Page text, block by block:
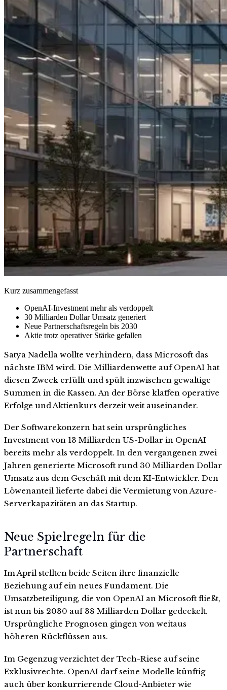
Kurz zusammengefasst
OpenAI-Investment mehr als verdoppelt
30 Milliarden Dollar Umsatz generiert
Neue Partnerschaftsregeln bis 2030
Aktie trotz operativer Stärke gefallen
Satya Nadella wollte verhindern, dass Microsoft das
nächste IBM wird. Die Milliardenwette auf OpenAI hat
diesen Zweck erfüllt und spült inzwischen gewaltige
Summen in die Kassen. An der Börse klaffen operative
Erfolge und Aktienkurs derzeit weit auseinander.
Der Softwarekonzern hat sein ursprüngliches
Investment von 13 Milliarden US-Dollar in OpenAI
bereits mehr als verdoppelt. In den vergangenen zwei
Jahren generierte Microsoft rund 30 Milliarden Dollar
Umsatz aus dem Geschäft mit dem KI-Entwickler. Den
Löwenanteil lieferte dabei die Vermietung von Azure-
Serverkapazitäten an das Startup.
Neue Spielregeln für die
Partnerschaft
Im April stellten beide Seiten ihre finanzielle
Beziehung auf ein neues Fundament. Die
Umsatzbeteiligung, die von OpenAI an Microsoft fließt,
ist nun bis 2030 auf 38 Milliarden Dollar gedeckelt.
Ursprüngliche Prognosen gingen von weitaus
höheren Rückflüssen aus.
Im Gegenzug verzichtet der Tech-Riese auf seine
Exklusivrechte. OpenAI darf seine Modelle künftig
auch über konkurrierende Cloud-Anbieter wie